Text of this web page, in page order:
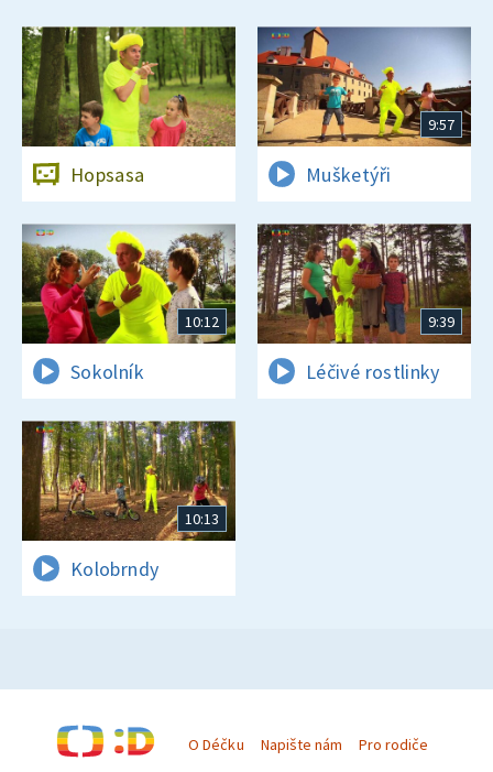
Hopsasa
9:57
Mušketýři
10:12
Sokolník
9:39
Léčivé rostlinky
10:13
Kolobrndy
O Déčku Napište nám Pro rodiče